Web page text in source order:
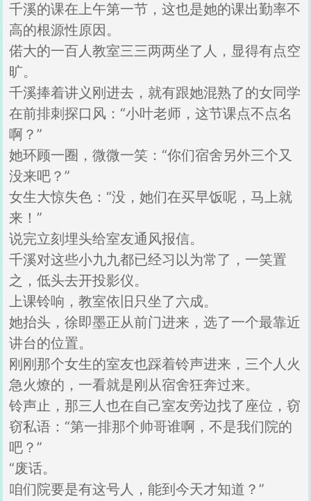
千溪的课在上午第一节，这也是她的课出勤率不
高的根源性原因。
偌大的一百人教室三三两两坐了人，显得有点空
旷。
千溪捧着讲义刚进去，就有跟她混熟了的女同学
在前排刺探口风：“小叶老师，这节课点不点名
啊？”
她环顾一圈，微微一笑：“你们宿舍另外三个又
没来吧？”
女生大惊失色：“没，她们在买早饭呢，马上就
来！”
说完立刻埋头给室友通风报信。
千溪对这些小九九都已经习以为常了，一笑置
之，低头去开投影仪。
上课铃响，教室依旧只坐了六成。
她抬头，徐即墨正从前门进来，选了一个最靠近
讲台的位置。
刚刚那个女生的室友也踩着铃声进来，三个人火
急火燎的，一看就是刚从宿舍狂奔过来。
铃声止，那三人也在自己室友旁边找了座位，窃
窃私语：“第一排那个帅哥谁啊，不是我们院的
吧？”
“废话。
咱们院要是有这号人，能到今天才知道？”